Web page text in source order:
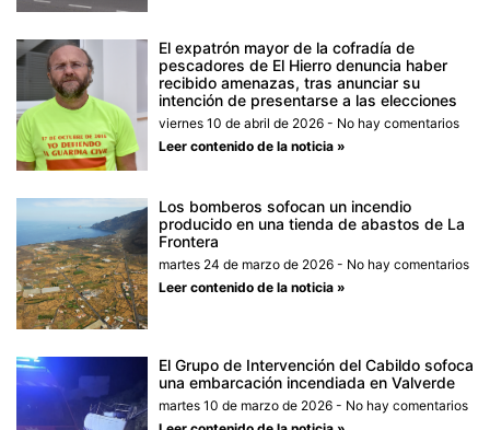
El expatrón mayor de la cofradía de
pescadores de El Hierro denuncia haber
recibido amenazas, tras anunciar su
intención de presentarse a las elecciones
viernes 10 de abril de 2026
No hay comentarios
Leer contenido de la noticia »
Los bomberos sofocan un incendio
producido en una tienda de abastos de La
Frontera
martes 24 de marzo de 2026
No hay comentarios
Leer contenido de la noticia »
El Grupo de Intervención del Cabildo sofoca
una embarcación incendiada en Valverde
martes 10 de marzo de 2026
No hay comentarios